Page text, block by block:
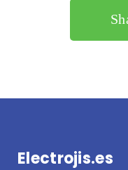
Electrojis.es